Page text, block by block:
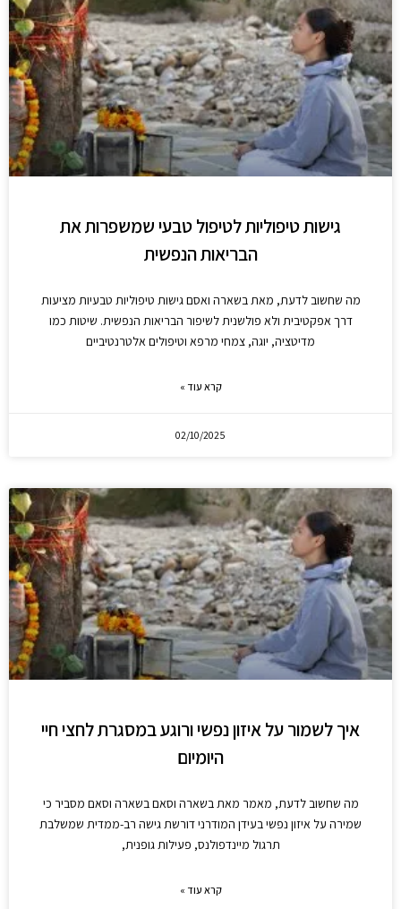
גישות טיפוליות לטיפול טבעי שמשפרות את
הבריאות הנפשית
מה שחשוב לדעת, מאת בשארה ואסם גישות טיפוליות טבעיות מציעות
דרך אפקטיבית ולא פולשנית לשיפור הבריאות הנפשית. שיטות כמו
מדיטציה, יוגה, צמחי מרפא וטיפולים אלטרנטיביים
קרא עוד »
02/10/2025
איך לשמור על איזון נפשי ורוגע במסגרת לחצי חיי
היומיום
מה שחשוב לדעת, מאמר מאת בשארה וסאם בשארה וסאם מסביר כי
שמירה על איזון נפשי בעידן המודרני דורשת גישה רב-ממדית שמשלבת
תרגול מיינדפולנס, פעילות גופנית,
קרא עוד »